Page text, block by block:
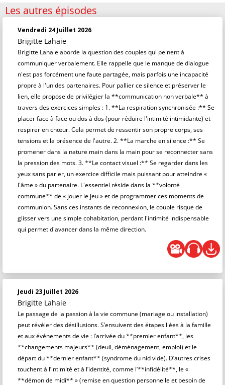
Les autres épisodes
Vendredi 24 Juillet 2026
Brigitte Lahaie
Brigitte Lahaie aborde la question des couples qui peinent à
communiquer verbalement. Elle rappelle que le manque de dialogue
n'est pas forcément une faute partagée, mais parfois une incapacité
propre à l'un des partenaires. Pour pallier ce silence et préserver le
lien, elle propose de privilégier la **communication non verbale** à
travers des exercices simples : 1. **La respiration synchronisée :** Se
placer face à face ou dos à dos (pour réduire l'intimité intimidante) et
respirer en chœur. Cela permet de ressentir son propre corps, ses
tensions et la présence de l'autre. 2. **La marche en silence :** Se
promener dans la nature main dans la main pour se reconnecter sans
la pression des mots. 3. **Le contact visuel :** Se regarder dans les
yeux sans parler, un exercice difficile mais puissant pour atteindre «
l'âme » du partenaire. L'essentiel réside dans la **volonté
commune** de « jouer le jeu » et de programmer ces moments de
communion. Sans ces instants de reconnexion, le couple risque de
glisser vers une simple cohabitation, perdant l'intimité indispensable
qui permet d'avancer dans la même direction.
Jeudi 23 Juillet 2026
Brigitte Lahaie
Le passage de la passion à la vie commune (mariage ou installation)
peut révéler des désillusions. S’ensuivent des étapes liées à la famille
et aux événements de vie : l’arrivée du **premier enfant**, les
**changements majeurs** (deuil, déménagement, emploi) et le
départ du **dernier enfant** (syndrome du nid vide). D’autres crises
touchent à l’intimité et à l’identité, comme l’**infidélité**, le «
**démon de midi** » (remise en question personnelle et besoin de